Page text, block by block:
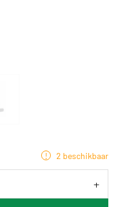
2 beschikbaar